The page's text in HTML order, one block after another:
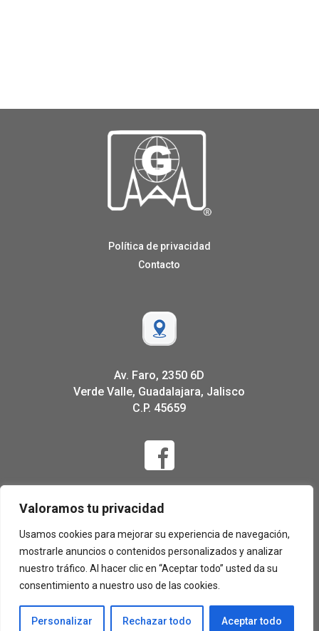
Valoramos tu privacidad
Usamos cookies para mejorar su experiencia de navegación,
mostrarle anuncios o contenidos personalizados y analizar
nuestro tráfico. Al hacer clic en “Aceptar todo” usted da su
consentimiento a nuestro uso de las cookies.
Personalizar Rechazar todo Aceptar todo
Política de privacidad
Contacto
Av. Faro, 2350 6D
Verde Valle, Guadalajara, Jalisco
C.P. 45659